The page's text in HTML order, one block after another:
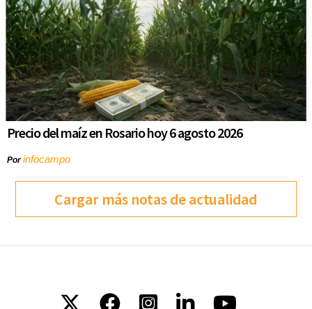
Precio del maíz en Rosario hoy 6 agosto 2026
Porinfocampo
Cargar más notas de actualidad